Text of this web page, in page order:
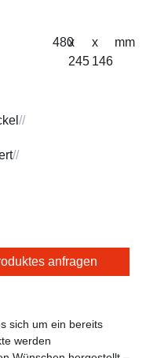
480
x
245
x
146
mm
//
//
anfragen
sich um ein bereits
werden